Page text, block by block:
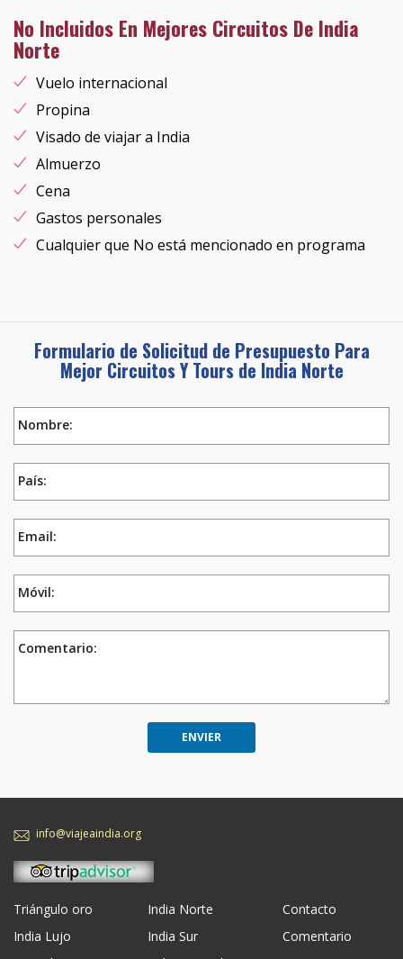
No Incluidos En Mejores Circuitos De India
Norte
Vuelo internacional
Propina
Visado de viajar a India
Almuerzo
Cena
Gastos personales
Cualquier que No está mencionado en programa
Formulario de Solicitud de Presupuesto Para
Mejor Circuitos Y Tours de India Norte
Nombre:
País:
Email:
Móvil:
Comentario:
info@viajeaindia.org
Triángulo oro
India Lujo
India Norte
India Sur
Contacto
Comentario